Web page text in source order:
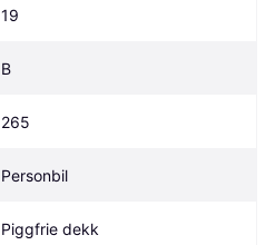
19
B
265
Personbil
Piggfrie dekk